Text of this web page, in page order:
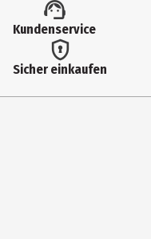
Kundenservice
Sicher einkaufen